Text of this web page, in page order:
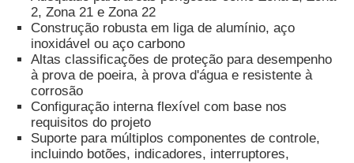
Luz à prova de explosões do alarme
ventilador à prova de explosão
Caixa à prova de explosão
2, Zona 21 e Zona 22
Construção robusta em liga de alumínio, aço
inoxidável ou aço carbono
Altas classificações de proteção para desempenho
à prova de poeira, à prova d'água e resistente à
corrosão
Configuração interna flexível com base nos
requisitos do projeto
Suporte para múltiplos componentes de controle,
incluindo botões, indicadores, interruptores,